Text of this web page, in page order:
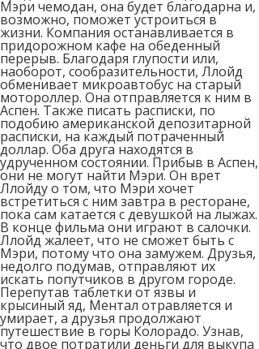
Мэри чемодан, она будет благодарна и,
возможно, поможет устроиться в
жизни. Компания останавливается в
придорожном кафе на обеденный
перерыв. Благодаря глупости или,
наоборот, сообразительности, Ллойд
обменивает микроавтобус на старый
мотороллер. Она отправляется к ним в
Аспен. Также писать расписки, по
подобию американской депозитарной
расписки, на каждый потраченный
доллар. Оба друга находятся в
удрученном состоянии. Прибыв в Аспен,
они не могут найти Мэри. Он врет
Ллойду о том, что Мэри хочет
встретиться с ним завтра в ресторане,
пока сам катается с девушкой на лыжах.
В конце фильма они играют в салочки.
Ллойд жалеет, что не сможет быть с
Мэри, потому что она замужем. Друзья,
недолго подумав, отправляют их
искать попутчиков в другом городе.
Перепутав таблетки от язвы и
крысиный яд, Ментал отравляется и
умирает, а друзья продолжают
путешествие в горы Колорадо. Узнав,
что двое потратили деньги для выкупа